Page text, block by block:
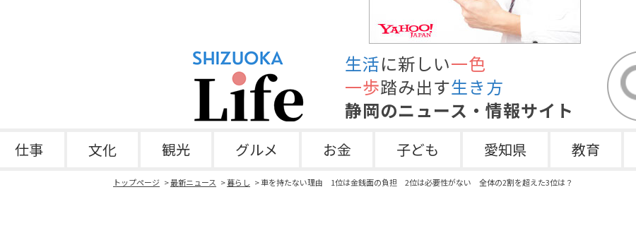
生活に新しい一色
一歩踏み出す生き方
静岡のニュース・情報サイト
仕事 文化 観光 グルメ お金 子ども 愛知県 教育
トップページ 最新ニュース 暮らし 車を持たない理由 1位は金銭面の負担 2位は必要性がない 全体の2割を超えた3位は？